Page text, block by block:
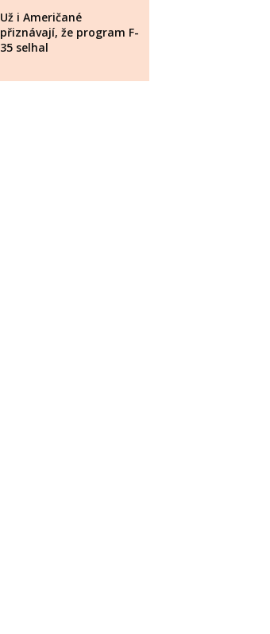
Už i Američané
přiznávají, že program F-
35 selhal